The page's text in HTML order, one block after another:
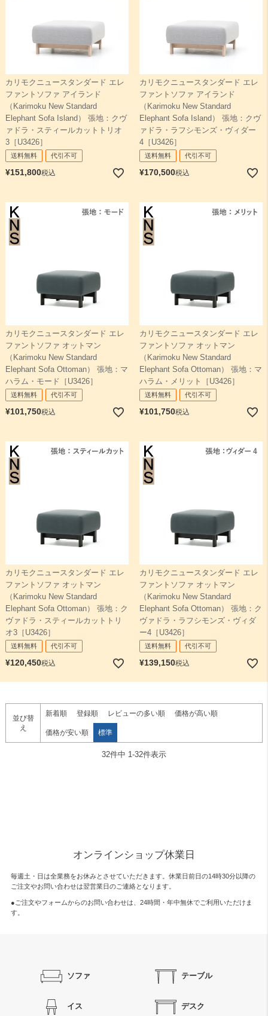
カリモクニュースタンダード エレ
ファントソファ アイランド
（Karimoku New Standard
Elephant Sofa Island） 張地：クヴ
ァドラ・スティールカットトリオ
3［U3426］
送料無料 代引不可
¥151,800税込
カリモクニュースタンダード エレ
ファントソファ アイランド
（Karimoku New Standard
Elephant Sofa Island） 張地：クヴ
ァドラ・ラフシモンズ・ヴィダー
4［U3426］
送料無料 代引不可
¥170,500税込
カリモクニュースタンダード エレ
ファントソファ オットマン
（Karimoku New Standard
Elephant Sofa Ottoman） 張地：マ
ハラム・モード［U3426］
送料無料 代引不可
¥101,750税込
カリモクニュースタンダード エレ
ファントソファ オットマン
（Karimoku New Standard
Elephant Sofa Ottoman） 張地：マ
ハラム・メリット［U3426］
送料無料 代引不可
¥101,750税込
カリモクニュースタンダード エレ
ファントソファ オットマン
（Karimoku New Standard
Elephant Sofa Ottoman） 張地：ク
ヴァドラ・スティールカットトリ
オ3［U3426］
送料無料 代引不可
¥120,450税込
カリモクニュースタンダード エレ
ファントソファ オットマン
（Karimoku New Standard
Elephant Sofa Ottoman） 張地：ク
ヴァドラ・ラフシモンズ・ヴィダ
ー4［U3426］
送料無料 代引不可
¥139,150税込
並び替
え
新着順 登録順 レビューの多い順 価格が高い順
価格が安い順 標準
32件中 1 -32件表示
オンラインショップ休業日
毎週土・日は全業務をお休みとさせていただきます。休業日前日の14時30分以降の
ご注文やお問い合わせは翌営業日のご連絡となります。
●ご注文やフォームからのお問い合わせは、 24時間・年中無休でご利用いただけま
す。
ソファ テーブル
イス デスク